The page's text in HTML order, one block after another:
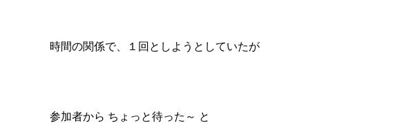
時間の関係で、１回としようとしていたが
参加者から ちょっと待った～ と